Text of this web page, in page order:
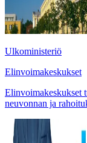
Ulkoministeriö
Elinvoimakeskukset
Elinvoimakeskukset
neuvonnan ja